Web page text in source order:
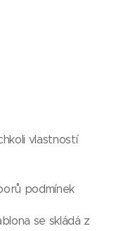
vlastností
podmínek
se skládá z